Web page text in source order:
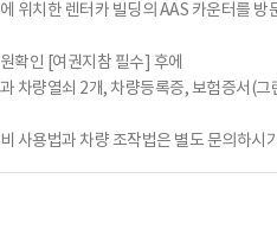
위치한 렌터카 빌딩의 AAS 카운터를 방
확인 [여권지참 필수] 후에
차량열쇠 2개, 차량등록증, 보험증서(
사용법과 차량 조작법은 별도 문의하시